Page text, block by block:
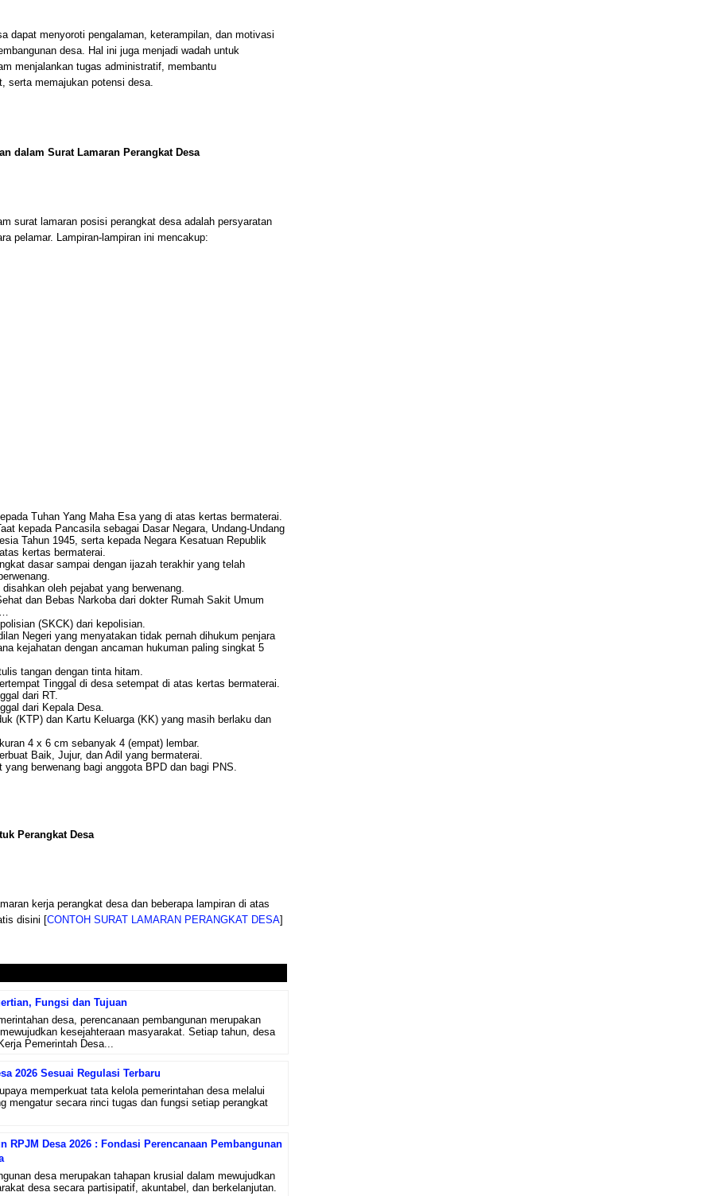
dapat menyoroti pengalaman, keterampilan, dan motivasi
desa. Hal ini juga menjadi wadah untuk
menjalankan tugas administratif, membantu
serta memajukan potensi desa.
dalam Surat Lamaran Perangkat Desa
surat lamaran posisi perangkat desa adalah persyaratan
pelamar. Lampiran-lampiran ini mencakup:
Tuhan Yang Maha Esa yang di atas kertas bermaterai.
kepada Pancasila sebagai Dasar Negara, Undang-Undang
Tahun 1945, serta kepada Negara Kesatuan Republik
kertas bermaterai.
dasar sampai dengan ijazah terakhir yang telah
oleh pejabat yang berwenang.
dan Bebas Narkoba dari dokter Rumah Sakit Umum
(SKCK) dari kepolisian.
Negeri yang menyatakan tidak pernah dihukum penjara
kejahatan dengan ancaman hukuman paling singkat 5
tangan dengan tinta hitam.
Tinggal di desa setempat di atas kertas bermaterai.
dari RT.
dari Kepala Desa.
(KTP) dan Kartu Keluarga (KK) yang masih berlaku dan
4 x 6 cm sebanyak 4 (empat) lembar.
Baik, Jujur, dan Adil yang bermaterai.
berwenang bagi anggota BPD dan bagi PNS.
Perangkat Desa
kerja perangkat desa dan beberapa lampiran di atas
disini [CONTOH SURAT LAMARAN PERANGKAT DESA]
Fungsi dan Tujuan
desa, perencanaan pembangunan merupakan
kesejahteraan masyarakat. Setiap tahun, desa
Pemerintah Desa...
2026 Sesuai Regulasi Terbaru
memperkuat tata kelola pemerintahan desa melalui
mengatur secara rinci tugas dan fungsi setiap perangkat
RPJM Desa 2026 : Fondasi Perencanaan Pembangunan
desa merupakan tahapan krusial dalam mewujudkan
desa secara partisipatif, akuntabel, dan berkelanjutan.